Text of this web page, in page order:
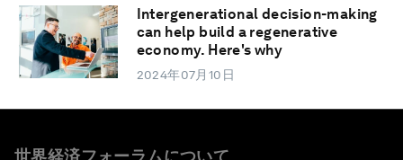
Intergenerational decision-making
can help build a regenerative
economy. Here's why
2024年07月10日
世界経済フォーラムについて